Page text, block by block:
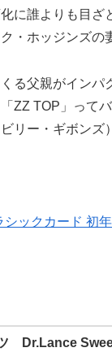
に誰よりも目ざ
・ホッジンズの
る父親がインパ
ZZ TOP」って
リー・ギボンズ）
ックカード 初
Dr.Lance